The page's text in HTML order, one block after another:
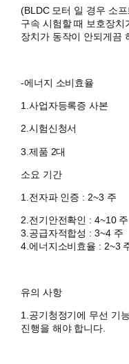
(BLDC 모터 일 경우 소
구속 시험할 때 보호장
장치가 동작이 안되게끔
-에너지 소비효율
1.사업자등록증 사본
2.시험신청서
3.제품 2대
소요 기간
1.전자파 인증 : 2~3 주
2.전기안전확인 : 4~10 주
3.공급자적합성 : 3~4 주
4.에너지소비효율 : 2~3
유의 사항
1.공기청정기에 무선 기
진행을 해야 합니다.